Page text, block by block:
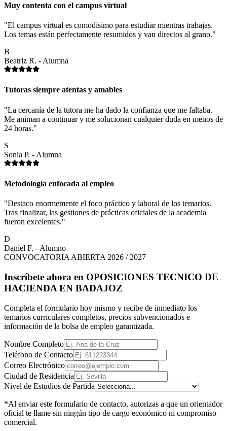
Muy contenta con el campus virtual
"El campus virtual es comodísimo para estudiar mientras trabajas.
Los temas están perfectamente resumidos y van directos al grano."
B
Beatriz R. - Alumna
Tutoras siempre atentas y amables
"La cercanía de la tutora me ha dado la confianza que me faltaba.
Me animan a continuar y me solucionan cualquier duda en menos de
24 horas."
S
Sonia P. - Alumna
Metodología enfocada al empleo
"Destaco enormemente el foco práctico y laboral de los temarios.
Tras finalizar, las gestiones de prácticas oficiales de la academia
fueron excelentes."
D
Daniel F. - Alumno
CONVOCATORIA ABIERTA 2026 / 2027
Inscríbete ahora en OPOSICIONES TECNICO DE
HACIENDA EN BADAJOZ
Completa el formulario hoy mismo y recibe de inmediato los
temarios curriculares completos, precios subvencionados e
información de la bolsa de empleo garantizada.
Nombre Completo
Teléfono de Contacto
Correo Electrónico
Ciudad de Residencia
Nivel de Estudios de Partida
*Al enviar este formulario de contacto, autorizas a que un orientador
oficial te llame sin ningún tipo de cargo económico ni compromiso
comercial.